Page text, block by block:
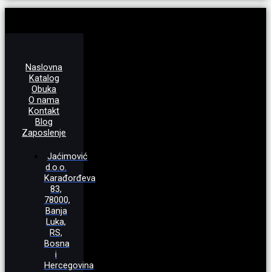
Naslovna
Katalog
Obuka
O nama
Kontakt
Blog
Zaposlenje
Jaćimović
d.o.o.
Karađorđeva
83,
78000,
Banja
Luka,
RS,
Bosna
i
Hercegovina